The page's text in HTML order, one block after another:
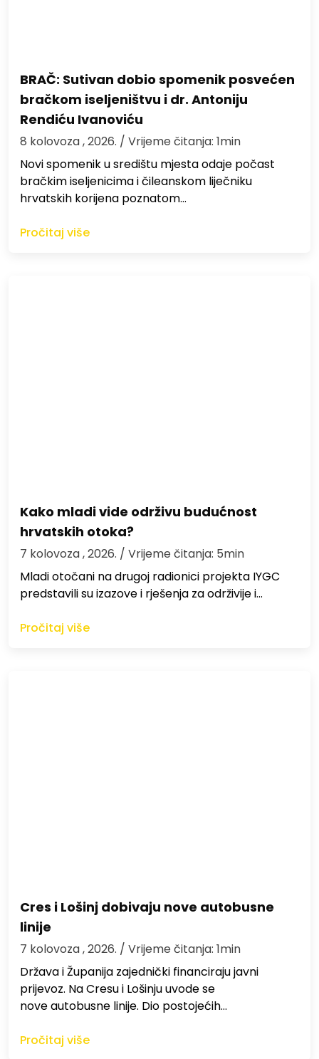
BRAČ: Sutivan dobio spomenik posvećen
bračkom iseljeništvu i dr. Antoniju
Rendiću Ivanoviću
8 kolovoza , 2026. / Vrijeme čitanja: 1min
Novi spomenik u središtu mjesta odaje počast
bračkim iseljenicima i čileanskom liječniku
hrvatskih korijena poznatom…
Pročitaj više
Kako mladi vide održivu budućnost
hrvatskih otoka?
7 kolovoza , 2026. / Vrijeme čitanja: 5min
Mladi otočani na drugoj radionici projekta IYGC
predstavili su izazove i rješenja za održivije i…
Pročitaj više
Cres i Lošinj dobivaju nove autobusne
linije
7 kolovoza , 2026. / Vrijeme čitanja: 1min
Država i Županija zajednički financiraju javni
prijevoz. Na Cresu i Lošinju uvode se
nove autobusne linije. Dio postojećih…
Pročitaj više